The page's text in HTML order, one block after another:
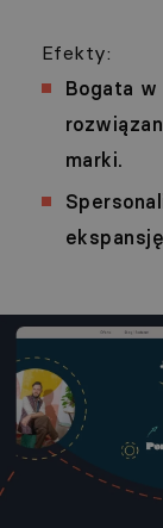
Efekty:
Bogata
marki.